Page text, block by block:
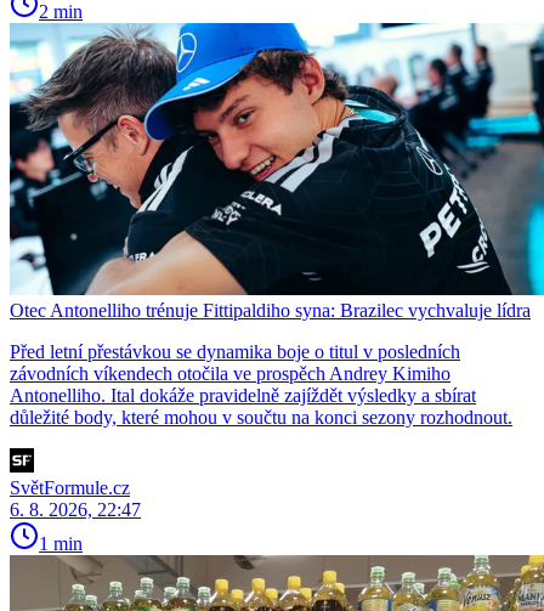
2 min
Otec Antonelliho trénuje Fittipaldiho syna: Brazilec vychvaluje lídra
Před letní přestávkou se dynamika boje o titul v posledních
závodních víkendech otočila ve prospěch Andrey Kimiho
Antonelliho. Ital dokáže pravidelně zajíždět výsledky a sbírat
důležité body, které mohou v součtu na konci sezony rozhodnout.
SvětFormule.cz
6. 8. 2026, 22:47
1 min